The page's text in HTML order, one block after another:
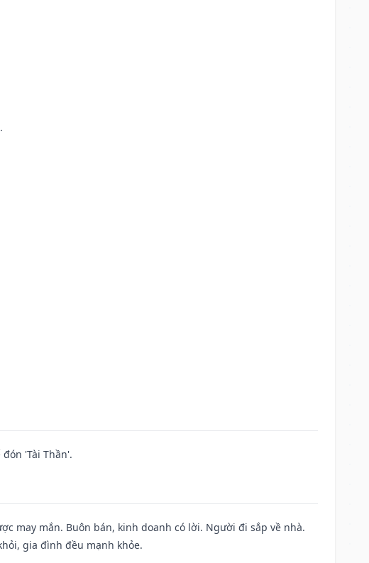
'Tài Thần'.
may mắn. Buôn bán, kinh doanh có lời. Người đi sắp về nhà.
gia đình đều mạnh khỏe.